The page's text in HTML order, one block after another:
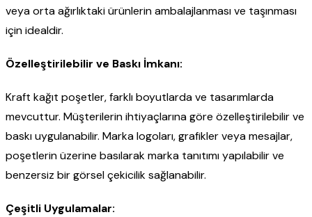
veya orta ağırlıktaki ürünlerin ambalajlanması ve taşınması
için idealdir.
Özelleştirilebilir ve Baskı İmkanı:
Kraft kağıt poşetler, farklı boyutlarda ve tasarımlarda
mevcuttur. Müşterilerin ihtiyaçlarına göre özelleştirilebilir ve
baskı uygulanabilir. Marka logoları, grafikler veya mesajlar,
poşetlerin üzerine basılarak marka tanıtımı yapılabilir ve
benzersiz bir görsel çekicilik sağlanabilir.
Çeşitli Uygulamalar: